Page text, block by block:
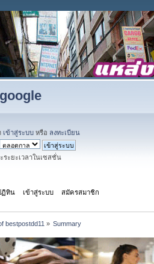
เข้าสู่ระบบ หรือ ลงทะเบียน
ระยะเวลาในเซสชั่น
ฏิทิน เข้าสู่ระบบ สมัครสมาชิก
bestpostdd11 » Summary